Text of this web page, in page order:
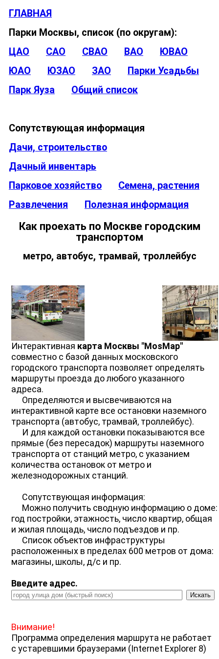
ГЛАВНАЯ
Парки Москвы, список (по округам):
ЦАО
САО СВАО ВАО
ЮВАО
ЮАО
ЮЗАО ЗАО
Парки Усадьбы
Парк Яуза
Общий список
Сопутствующая информация
Дачи, строительство
Дачный инвентарь
Парковое хозяйство
Семена, растения
Развлечения
Полезная информация
Как проехать по Москве городским
транспортом
метро, автобус, трамвай, троллейбус
Интерактивная карта Москвы "MosMap"
совместно с базой данных московского
городского транспорта позволяет определять
маршруты проезда до любого указанного
адреса.
Определяются и высвечиваются на
интерактивной карте все остановки наземного
транспорта (автобус, трамвай, троллейбус).
И для каждой остановки показываются все
прямые (без пересадок) маршруты наземного
транспорта от станций метро, с указанием
количества остановок от метро и
железнодорожных станций.
Сопутствующая информация:
Можно получить сводную информацию о доме:
год постройки, этажность, число квартир, общая
и жилая площадь, число подъездов и пр.
Список объектов инфраструктуры
расположенных в пределах 600 метров от дома:
магазины, школы, д/с и пр.
Введите адрес.
Внимание!
Программа определения маршрута не работает
с устаревшими браузерами (Internet Explorer 8)